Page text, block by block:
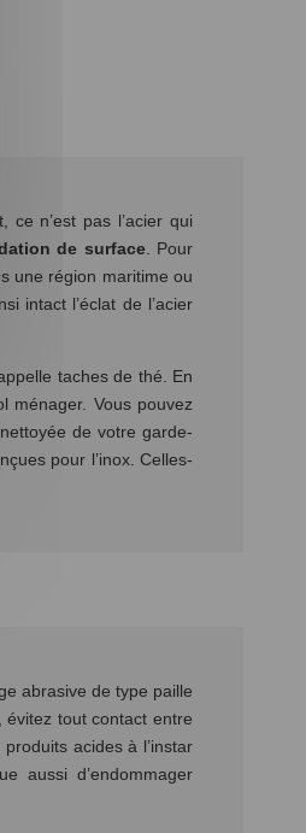
n’est pas l’acier qui
de surface. Pour
une région maritime ou
intact l’éclat de l’acier
taches de thé. En
ménager. Vous pouvez
de votre garde-
pour l’inox. Celles-
abrasive de type paille
tout contact entre
acides à l’instar
aussi d’endommager